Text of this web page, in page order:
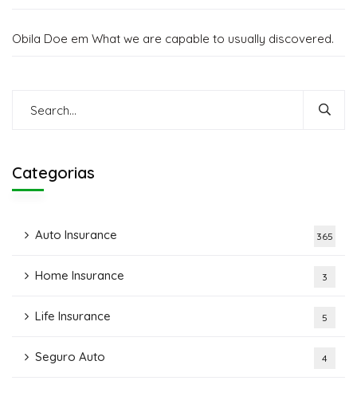
Obila Doe em What we are capable to usually discovered.
Categorias
Auto Insurance 365
Home Insurance 3
Life Insurance 5
Seguro Auto 4